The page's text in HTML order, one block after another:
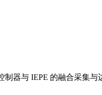
器与 IEPE 的融合采集与